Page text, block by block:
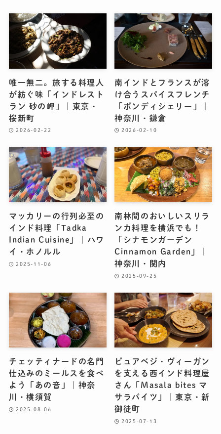
唯一無二。旅する料理人
が紡ぐ味「インドレスト
ラン 砂の岬」｜東京・
桜新町
2026-02-22
南インドとフランスが溶
け合うスパイスフレンチ
「ポンディシェリー」｜
神奈川・鎌倉
2026-02-10
マッカリーの行列必至の
インド料理「Tadka
Indian Cuisine」｜ハワ
イ・ホノルル
2025-11-06
南林間のおいしいスリラ
ンカ料理を横浜でも！
「シナモンガーデン
Cinnamon Garden」｜
神奈川・関内
2025-09-25
チェッティナードの名門
仕込みのミールスを食べ
よう「あの音」｜神奈
川・横須賀
2025-08-06
ピュアベジ・ヴィーガン
を支える西インド料理屋
さん「Masala bites マ
サラバイツ」｜東京・新
御徒町
2025-07-13